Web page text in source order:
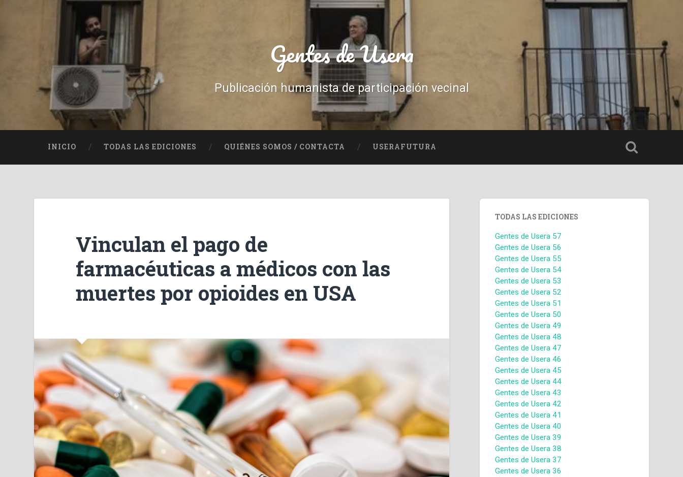
Gentes de Usera
Publicación humanista de participación vecinal
INICIO TODAS LAS EDICIONES QUIÉNES SOMOS / CONTACTA USERAFUTURA
Vinculan el pago de
farmacéuticas a médicos con las
muertes por opioides en USA
TODAS LAS EDICIONES
Gentes de Usera 57
Gentes de Usera 56
Gentes de Usera 55
Gentes de Usera 54
Gentes de Usera 53
Gentes de Usera 52
Gentes de Usera 51
Gentes de Usera 50
Gentes de Usera 49
Gentes de Usera 48
Gentes de Usera 47
Gentes de Usera 46
Gentes de Usera 45
Gentes de Usera 44
Gentes de Usera 43
Gentes de Usera 42
Gentes de Usera 41
Gentes de Usera 40
Gentes de Usera 39
Gentes de Usera 38
Gentes de Usera 37
Gentes de Usera 36